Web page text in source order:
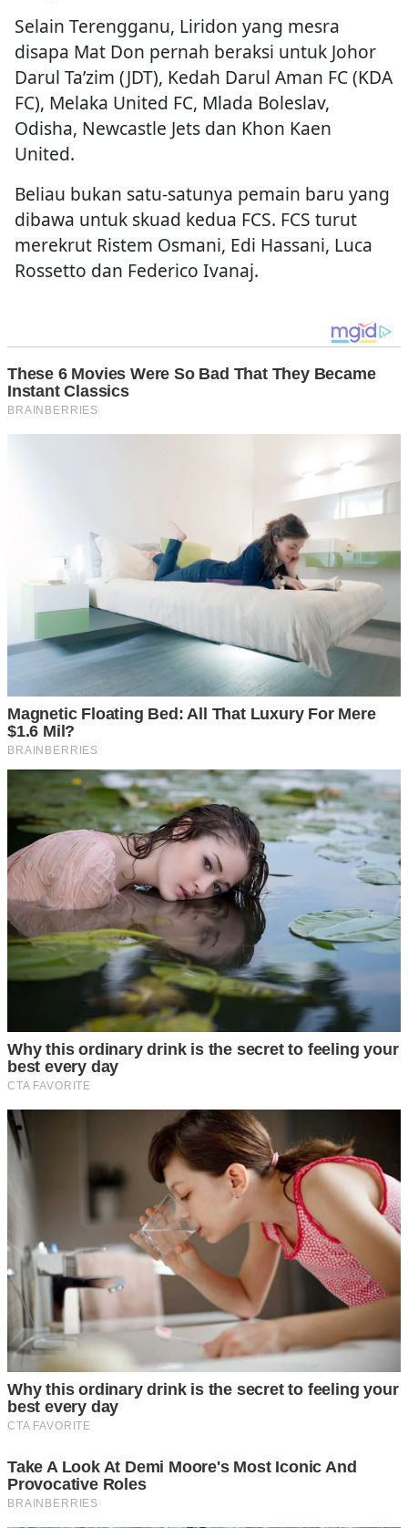
Selain Terengganu, Liridon yang mesra
disapa Mat Don pernah beraksi untuk Johor
Darul Ta’zim (JDT), Kedah Darul Aman FC (KDA
FC), Melaka United FC, Mlada Boleslav,
Odisha, Newcastle Jets dan Khon Kaen
United.
Beliau bukan satu-satunya pemain baru yang
dibawa untuk skuad kedua FCS. FCS turut
merekrut Ristem Osmani, Edi Hassani, Luca
Rossetto dan Federico Ivanaj.